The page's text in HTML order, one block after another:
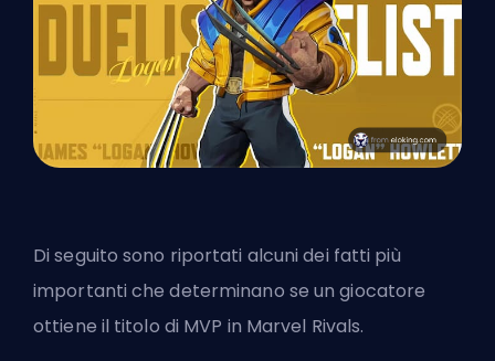
Di seguito sono riportati alcuni dei fatti più
importanti che determinano se un giocatore
ottiene il titolo di MVP in Marvel Rivals.